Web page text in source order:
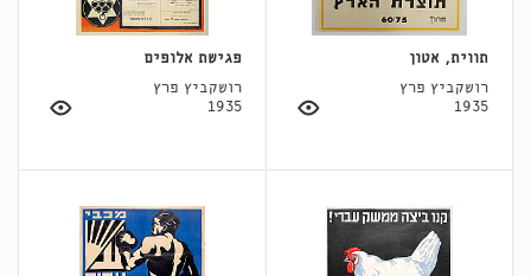
תווית, אטון
רושקביץ פרץ
1935
פגישת אלופים
רושקביץ פרץ
1935